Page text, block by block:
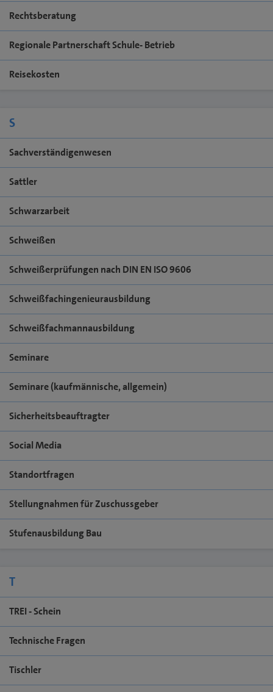
Rechtsberatung
Regionale Partnerschaft Schule- Betrieb
Reisekosten
S
Sachverständigenwesen
Sattler
Schwarzarbeit
Schweißen
Schweißerprüfungen nach DIN EN ISO 9606
Schweißfachingenieurausbildung
Schweißfachmannausbildung
Seminare
Seminare (kaufmännische, allgemein)
Sicherheitsbeauftragter
Social Media
Standortfragen
Stellungnahmen für Zuschussgeber
Stufenausbildung Bau
T
TREI - Schein
Technische Fragen
Tischler